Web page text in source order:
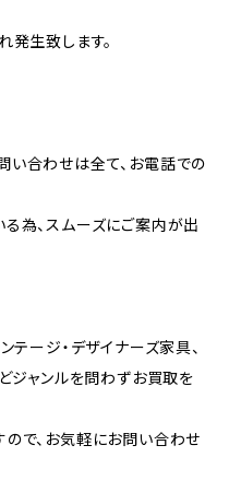
発生致します。
合わせは全て、お電話での
為、スムーズにご案内が出
テージ・デザイナーズ家具、
ジャンルを問わずお買取を
で、お気軽にお問い合わせ